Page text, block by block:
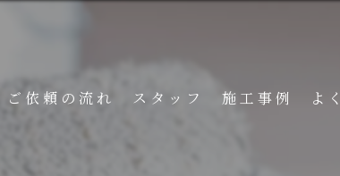
ご依頼の流れ スタッフ 施工事例 よ